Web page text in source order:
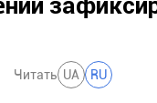
Читать UA RU